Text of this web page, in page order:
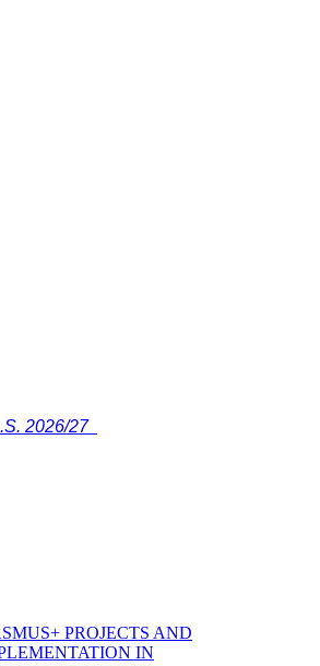
2026/27
PROJECTS AND
IN